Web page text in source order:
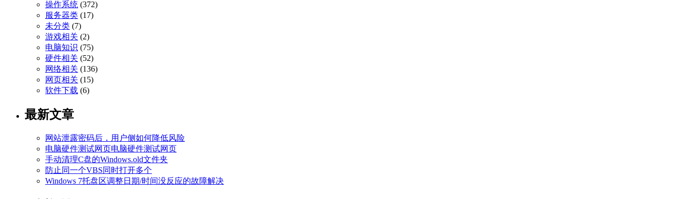
操作系统 (372)
服务器类 (17)
未分类 (7)
游戏相关 (2)
电脑知识 (75)
硬件相关 (52)
网络相关 (136)
网页相关 (15)
软件下载 (6)
最新文章
网站泄露密码后，用户侧如何降低风险
电脑硬件测试网页电脑硬件测试网页
手动清理C盘的Windows.old文件夹
防止同一个VBS同时打开多个
Windows 7托盘区调整日期/时间没反应的故障解决